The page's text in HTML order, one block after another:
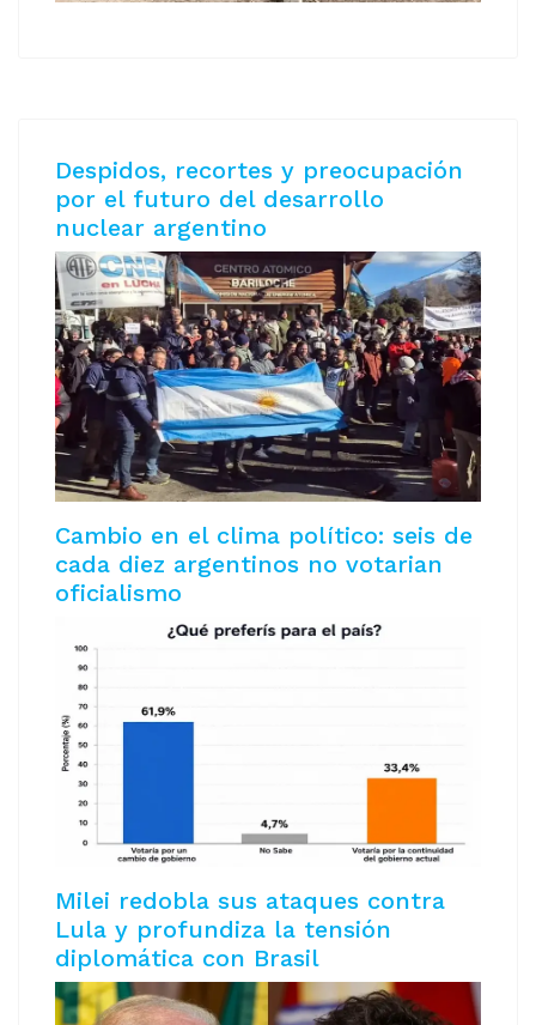
Despidos, recortes y preocupación
por el futuro del desarrollo
nuclear argentino
Cambio en el clima político: seis de
cada diez argentinos no votarian
oficialismo
Milei redobla sus ataques contra
Lula y profundiza la tensión
diplomática con Brasil